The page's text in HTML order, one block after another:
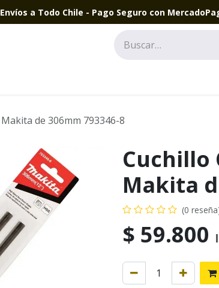
Envíos a Todo Chile - Pago Seguro con
de 306mm 793346-8
Cuchillo
Makita
(0
$ 59.800